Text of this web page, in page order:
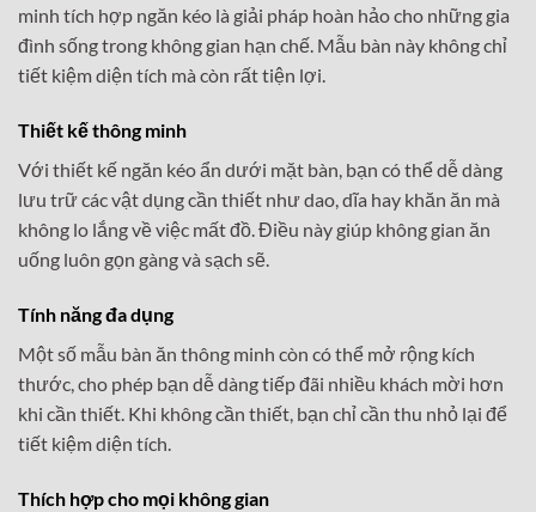
minh tích hợp ngăn kéo là giải pháp hoàn hảo cho những gia
đình sống trong không gian hạn chế. Mẫu bàn này không chỉ
tiết kiệm diện tích mà còn rất tiện lợi.
Thiết kế thông minh
Với thiết kế ngăn kéo ẩn dưới mặt bàn, bạn có thể dễ dàng
lưu trữ các vật dụng cần thiết như dao, dĩa hay khăn ăn mà
không lo lắng về việc mất đồ. Điều này giúp không gian ăn
uống luôn gọn gàng và sạch sẽ.
Tính năng đa dụng
Một số mẫu bàn ăn thông minh còn có thể mở rộng kích
thước, cho phép bạn dễ dàng tiếp đãi nhiều khách mời hơn
khi cần thiết. Khi không cần thiết, bạn chỉ cần thu nhỏ lại để
tiết kiệm diện tích.
Thích hợp cho mọi không gian